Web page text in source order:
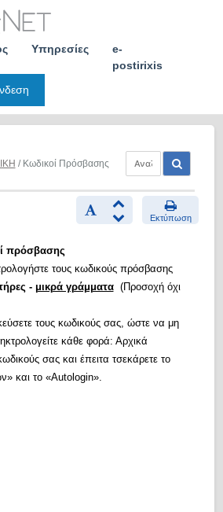
Υπηρεσίες
e-
postirixis
/ Κωδικοί Πρόσβασης
Εκτύπωση
πρόσβασης
τους κωδικούς πρόσβασης
- μικρά γράμματα(Προσοχή όχι
τους κωδικούς σας, ώστε να μη
κάθε φορά: Αρχικά
σας και έπειτα τσεκάρετε το
και το «Autologin».